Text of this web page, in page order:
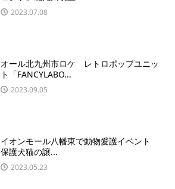
2023.07.08
オール北九州市ロケ レトロポップユニッ
ト「FANCYLABO...
2023.09.05
イオンモール八幡東で動物愛護イベント
保護犬猫の譲...
2023.05.23